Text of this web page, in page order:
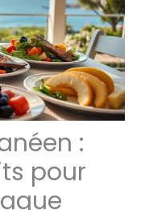
:
pour